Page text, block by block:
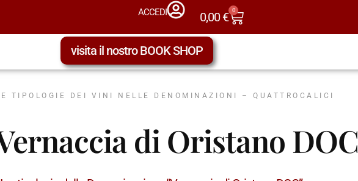
ACCEDI 0,00€ 0
visita il nostro BOOK SHOP
TIPOLOGIE DEI VINI NELLE DENOMINAZIONI – QUATTROCALICI
di Oristano DOC